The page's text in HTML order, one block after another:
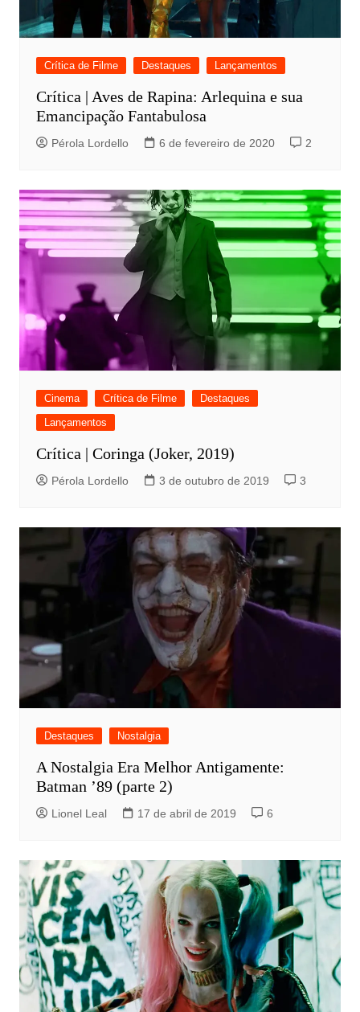
Crítica de Filme Destaques Lançamentos
Crítica | Aves de Rapina: Arlequina e sua
Emancipação Fantabulosa
Pérola Lordello 6 de fevereiro de 2020 2
Cinema Crítica de Filme
Destaques
Lançamentos
Crítica | Coringa (Joker, 2019)
Pérola Lordello 3 de outubro de 2019 3
Destaques Nostalgia
A Nostalgia Era Melhor Antigamente:
Batman ’89 (parte 2)
Lionel Leal 17 de abril de 2019 6